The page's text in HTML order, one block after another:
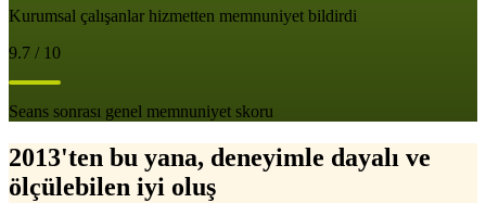
Kurumsal çalışanlar hizmetten memnuniyet bildirdi
9.7 / 10
Seans sonrası genel memnuniyet skoru
2013'ten bu yana, deneyimle dayalı ve
ölçülebilen iyi oluş